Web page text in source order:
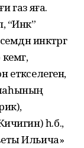
газ яға.
“Инәк”
инәктәргә
һ.б.,
Ильича»